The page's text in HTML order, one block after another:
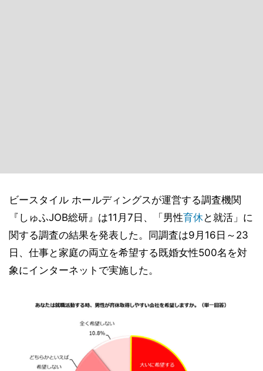
ビースタイル ホールディングスが運営する調査機関
『しゅふJOB総研』は11月7日、「男性育休と就活」に
関する調査の結果を発表した。同調査は9月16日～23
日、仕事と家庭の両立を希望する既婚女性500名を対
象にインターネットで実施した。